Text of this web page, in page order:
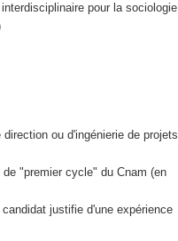
pour la sociologie
ou d'ingénierie de projets
"premier cycle" du Cnam (en
justifie d'une expérience